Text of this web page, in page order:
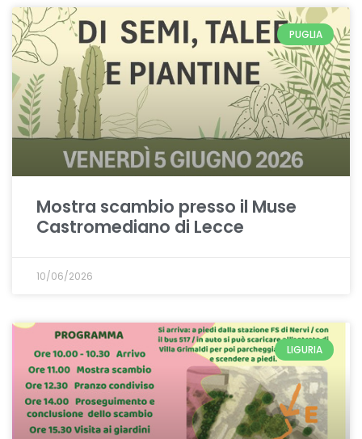
PUGLIA
Mostra scambio presso il Muse
Castromediano di Lecce
10/06/2026
LIGURIA